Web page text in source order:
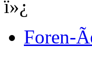
ï»¿
Foren-